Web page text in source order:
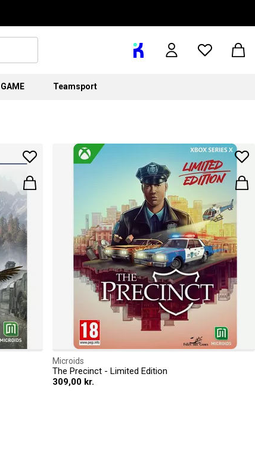
GAME Teamsport
Microids
The Precinct - Limited Edition
309,00 kr.